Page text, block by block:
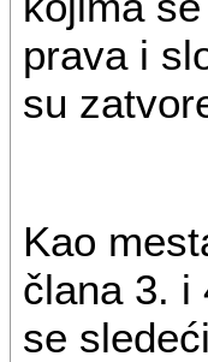
prava i
su
Kao
člana 3. i
se